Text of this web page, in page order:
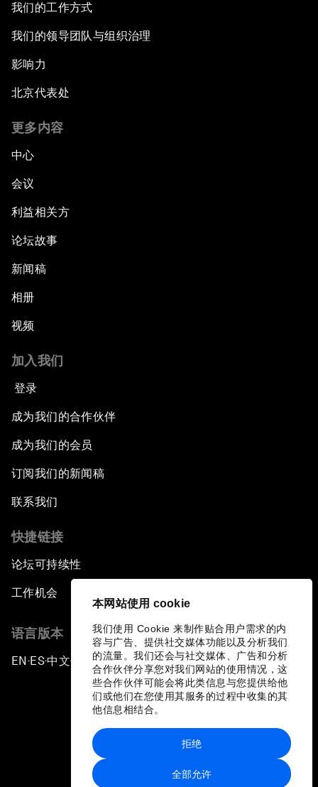
本网站使用 cookie
我们使用 Cookie 来制作贴合用户需求的内
容与广告、提供社交媒体功能以及分析我们
的流量。我们还会与社交媒体、广告和分析
合作伙伴分享您对我们网站的使用情况，这
些合作伙伴可能会将此类信息与您提供给他
们或他们在您使用其服务的过程中收集的其
他信息相结合。
全部允许
拒绝
我们的工作方式
我们的领导团队与组织治理
影响力
北京代表处
更多内容
中心
会议
利益相关方
论坛故事
新闻稿
相册
视频
加入我们
登录
成为我们的合作伙伴
成为我们的会员
订阅我们的新闻稿
联系我们
快捷链接
论坛可持续性
工作机会
语言版本
EN ▪ES▪中文▪ 日本語
站点地图